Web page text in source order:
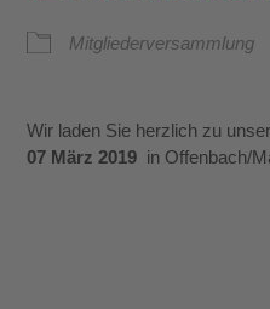
Mitgliederversammlung
Wir laden Sie herzlich zu
07 März 2019 in Offenbach/